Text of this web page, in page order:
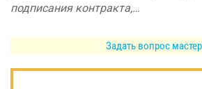
подписания контракта,…
Задать вопрос